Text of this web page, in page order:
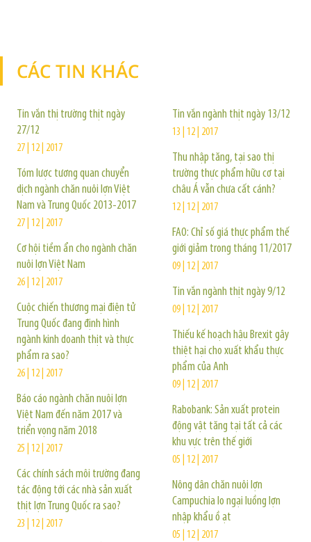
CÁC TIN KHÁC
Tin vắn thị trường thịt ngày
27/12
27 | 12 | 2017
Tóm lược tương quan chuyển
dịch ngành chăn nuôi lợn Việt
Nam và Trung Quốc 2013-2017
27 | 12 | 2017
Cơ hội tiềm ẩn cho ngành chăn
nuôi lợn Việt Nam
26 | 12 | 2017
Cuộc chiến thương mại điện tử
Trung Quốc đang định hình
ngành kinh doanh thịt và thực
phẩm ra sao?
26 | 12 | 2017
Báo cáo ngành chăn nuôi lợn
Việt Nam đến năm 2017 và
triển vọng năm 2018
25 | 12 | 2017
Các chính sách môi trường đang
tác động tới các nhà sản xuất
thịt lợn Trung Quốc ra sao?
23 | 12 | 2017
Tin vắn ngành thịt ngày 13/12
13 | 12 | 2017
Thu nhập tăng, tại sao thị
trường thực phẩm hữu cơ tại
châu Á vẫn chưa cất cánh?
12 | 12 | 2017
FAO: Chỉ số giá thực phẩm thế
giới giảm trong tháng 11/2017
09 | 12 | 2017
Tin vắn ngành thịt ngày 9/12
09 | 12 | 2017
Thiếu kế hoạch hậu Brexit gây
thiệt hại cho xuất khẩu thực
phẩm của Anh
09 | 12 | 2017
Rabobank: Sản xuất protein
động vật tăng tại tất cả các
khu vực trên thế giới
05 | 12 | 2017
Nông dân chăn nuôi lợn
Campuchia lo ngại luồng lợn
nhập khẩu ồ ạt
05 | 12 | 2017